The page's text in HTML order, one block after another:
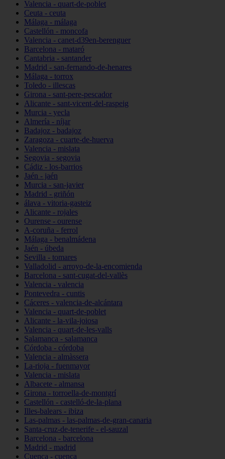
Valencia - quart-de-poblet
Ceuta - ceuta
Málaga - málaga
Castellón - moncofa
Valencia - canet-d39en-berenguer
Barcelona - mataró
Cantabria - santander
Madrid - san-fernando-de-henares
Málaga - torrox
Toledo - illescas
Girona - sant-pere-pescador
Alicante - sant-vicent-del-raspeig
Murcia - yecla
Almería - níjar
Badajoz - badajoz
Zaragoza - cuarte-de-huerva
Valencia - mislata
Segovia - segovia
Cádiz - los-barrios
Jaén - jaén
Murcia - san-javier
Madrid - griñón
álava - vitoria-gasteiz
Alicante - rojales
Ourense - ourense
A-coruña - ferrol
Málaga - benalmádena
Jaén - úbeda
Sevilla - tomares
Valladolid - arroyo-de-la-encomienda
Barcelona - sant-cugat-del-vallès
Valencia - valencia
Pontevedra - cuntis
Cáceres - valencia-de-alcántara
Valencia - quart-de-poblet
Alicante - la-vila-joiosa
Valencia - quart-de-les-valls
Salamanca - salamanca
Córdoba - córdoba
Valencia - almàssera
La-rioja - fuenmayor
Valencia - mislata
Albacete - almansa
Girona - torroella-de-montgrí
Castellón - castelló-de-la-plana
Illes-balears - ibiza
Las-palmas - las-palmas-de-gran-canaria
Santa-cruz-de-tenerife - el-sauzal
Barcelona - barcelona
Madrid - madrid
Cuenca - cuenca